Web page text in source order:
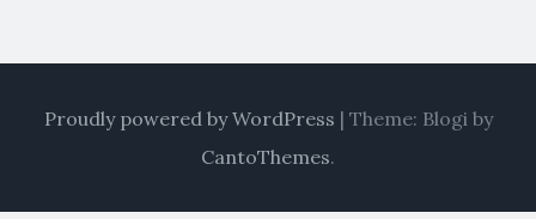
Proudly powered by WordPress | Theme: Blogi by
CantoThemes.